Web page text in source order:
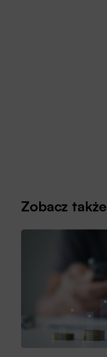
Zobacz także